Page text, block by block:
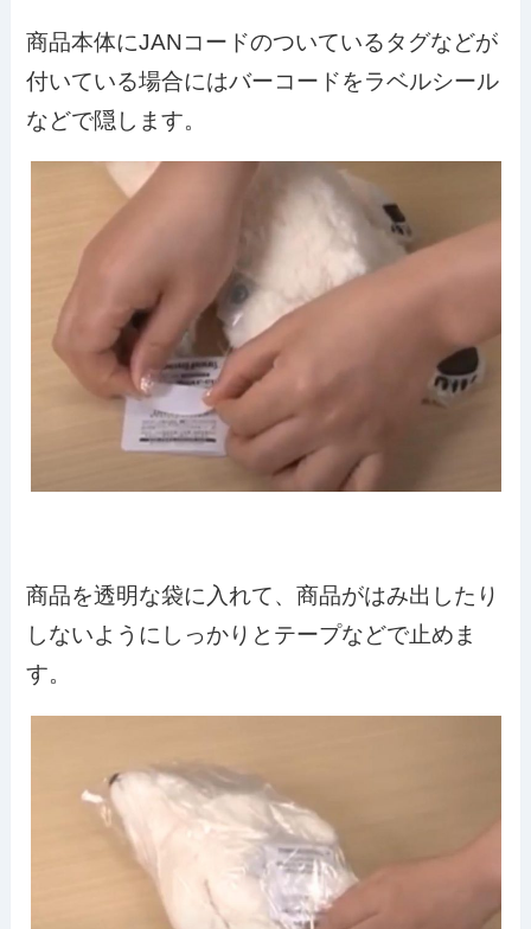
商品本体にJANコードのついているタグなどが
付いている場合にはバーコードをラベルシール
などで隠します。
商品を透明な袋に入れて、商品がはみ出したり
しないようにしっかりとテープなどで止めま
す。